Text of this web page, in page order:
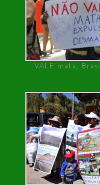
VALE mata, Brasil